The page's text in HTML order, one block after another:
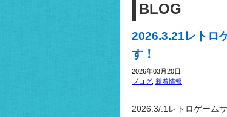
BLOG
2026.3.21レトロ
す！
2026年03月20日
ブログ 新着情報
2026.3/.1レトロゲーム